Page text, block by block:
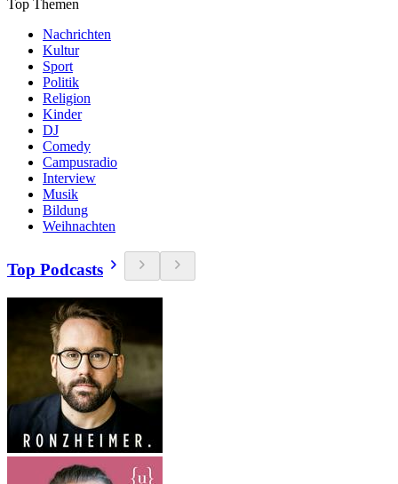
Top Themen
Nachrichten
Kultur
Sport
Politik
Religion
Kinder
DJ
Comedy
Campusradio
Interview
Musik
Bildung
Weihnachten
Top Podcasts